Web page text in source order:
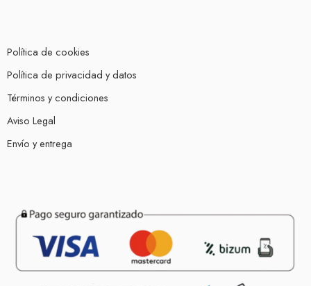
Política de cookies
Política de privacidad y datos
Términos y condiciones
Aviso Legal
Envío y entrega